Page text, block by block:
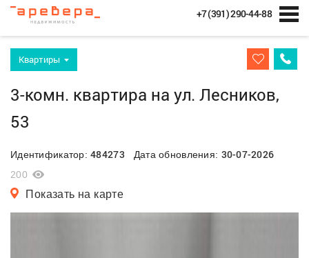
+7 (391) 290-44-88
Квартиры
3-комн. квартира на ул. Лесников,
53
Идентификатор:484273 Дата обновления: 30-07-2026
200
Показать на карте